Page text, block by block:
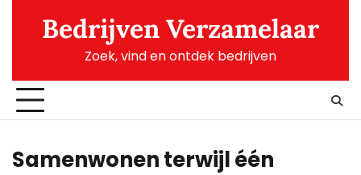
Bedrijven Verzamelaar
Zoek, vind en ontdek bedrijven
Samenwonen terwijl één